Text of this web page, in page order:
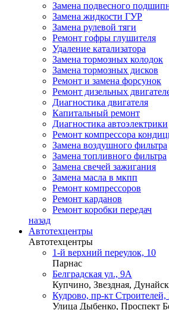
Замена подвесного
Замена жидкости ГУР
Замена рулевой тяги
Ремонт гофры глушителя
Удаление катализатора
Замена тормозных колодок
Замена тормозных дисков
Ремонт и замена форсунок
Ремонт дизельных
Диагностика двигателя
Капитальный ремонт
Диагностика автоэлектрики
Ремонт компрессора
Замена воздушного фильтра
Замена топливного фильтра
Замена свечей зажигания
Замена масла в мкпп
Ремонт компрессоров
Ремонт карданов
Ремонт коробки передач
назад
Автотехцентры
Автотехцентры
1-й верхний переулок, 10
Парнас
Белградская ул., 9А
Купчино, Звездная,
Кудрово, пр-кт Строителей,
Улица Дыбенко, Проспект